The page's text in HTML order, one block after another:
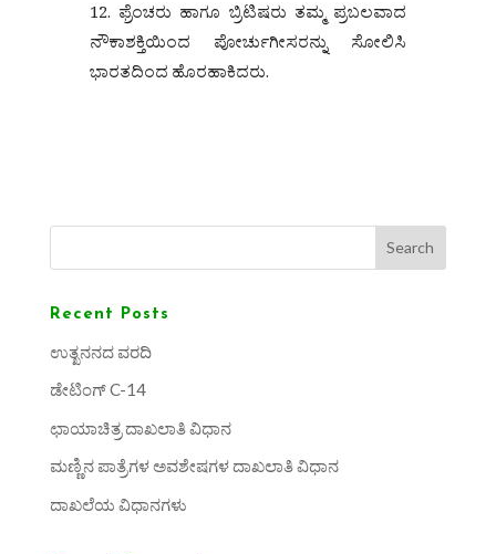
12. ಫ್ರೆಂಚರು ಹಾಗೂ ಬ್ರಿಟಿಷರು ತಮ್ಮ ಪ್ರಬಲವಾದ
ನೌಕಾಶಕ್ತಿಯಿಂದ ಪೋರ್ಚುಗೀಸರನ್ನು ಸೋಲಿಸಿ
ಭಾರತದಿಂದ ಹೊರಹಾಕಿದರು.
Search
Recent Posts
ಉತ್ಖನನದ ವರದಿ
ಡೇಟಿಂಗ್ C-14
ಛಾಯಾಚಿತ್ರ ದಾಖಲಾತಿ ವಿಧಾನ
ಮಣ್ಣಿನ ಪಾತ್ರೆಗಳ ಅವಶೇಷಗಳ ದಾಖಲಾತಿ ವಿಧಾನ
ದಾಖಲೆಯ ವಿಧಾನಗಳು